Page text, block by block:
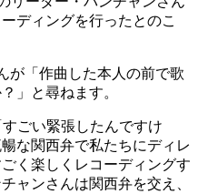
ディングを行ったとのこ
が「作曲した本人の前で歌
」と尋ねます。
ごい緊張したんですけ
な関西弁で私たちにディレ
く楽しくレコーディングす
ャンさんは関西弁を交え、